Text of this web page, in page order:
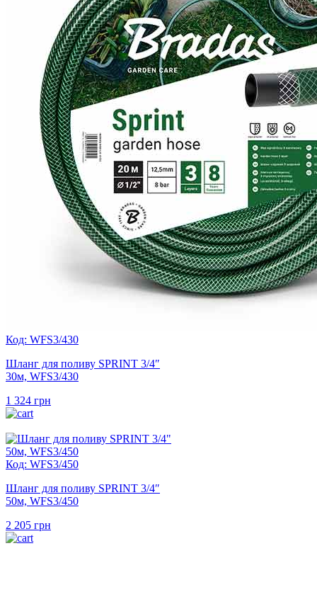
Код: WFS3/430
Шланг для поливу SPRINT 3/4″
30м, WFS3/430
1 324 грн
Код: WFS3/450
Шланг для поливу SPRINT 3/4″
50м, WFS3/450
2 205 грн